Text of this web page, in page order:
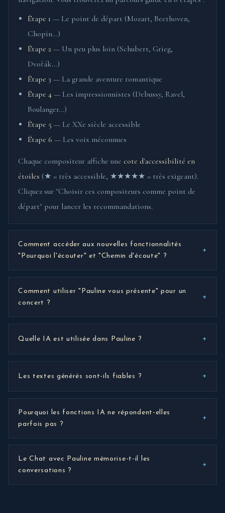
Étape 1 — Le point de départ (Mozart, Beethoven,
Chopin…)
Étape 2 — Un peu plus loin (Schubert, Grieg,
Dvořák…)
Étape 3 — La grande aventure romantique
Étape 4 — Les impressionnistes (Debussy, Ravel,
Boulanger…)
Étape 5 — Le XXe siècle accessible
Étape 6 — Les voix méconnues
Chaque compositeur affiche une cote d'accessibilité en
étoiles (★ = très accessible, ★★★★★ = très exigeant).
Cliquez sur "Choisir ces compositeurs comme point de
départ" pour lancer les recommandations.
Comment accéder aux nouvelles fonctionnalités
"Pourquoi l'écouter" et "Chemin d'écoute" ?
+
Comment utiliser "Pauline vous présente" pour un
concert ?
+
Quelle IA est utilisée dans Pauline ? +
Les textes générés sont-ils fiables ? +
Pourquoi les fonctions IA ne répondent-elles
parfois pas ?
+
Le Chat avec Pauline mémorise-t-il les
conversations ?
+